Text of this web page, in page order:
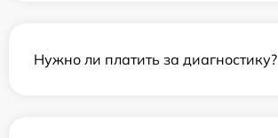
Нужно ли платить за диагностику?